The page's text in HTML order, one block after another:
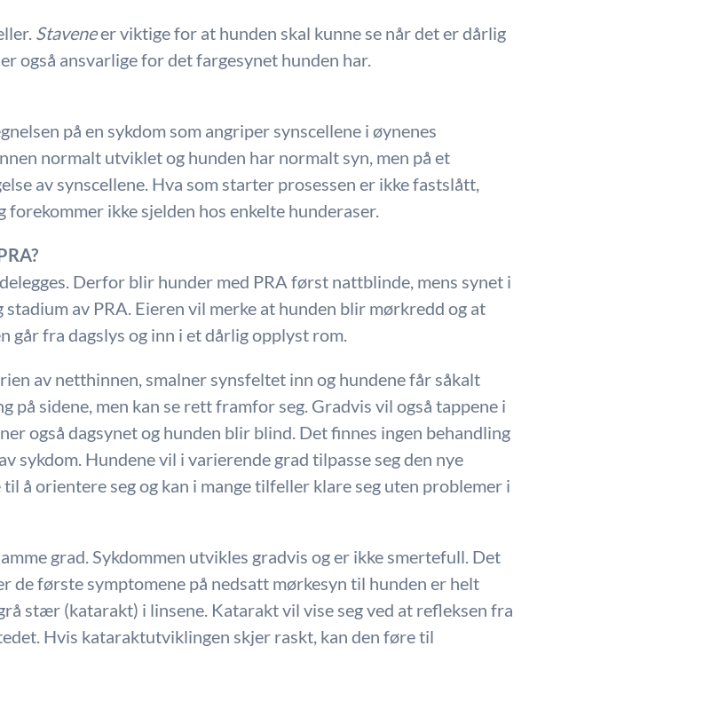
Staveneer viktige for at hunden skal kunne se når det er dårlig
også ansvarlige for det fargesynet hunden har.
på en sykdom som angriper synscellene i øynenes
normalt utviklet og hunden har normalt syn, men på et
av synscellene. Hva som starter prosessen er ikke fastslått,
forekommer ikke sjelden hos enkelte hunderaser.
Derfor blir hunder med PRA først nattblinde, mens synet i
av PRA. Eieren vil merke at hunden blir mørkredd og at
går fra dagslys og inn i et dårlig opplyst rom.
av netthinnen, smalner synsfeltet inn og hundene får såkalt
på sidene, men kan se rett framfor seg. Gradvis vil også tappene i
også dagsynet og hunden blir blind. Det finnes ingen behandling
sykdom. Hundene vil i varierende grad tilpasse seg den nye
å orientere seg og kan i mange tilfeller klare seg uten problemer i
grad. Sykdommen utvikles gradvis og er ikke smertefull. Det
de første symptomene på nedsatt mørkesyn til hunden er helt
stær (katarakt) i linsene. Katarakt vil vise seg ved at refleksen fra
Hvis kataraktutviklingen skjer raskt, kan den føre til